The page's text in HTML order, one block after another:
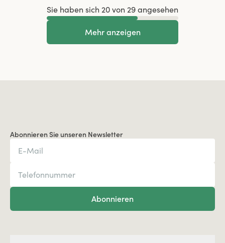
Sie haben sich 20 von 29 angesehen
Mehr anzeigen
Abonnieren Sie unseren Newsletter
Abonnieren